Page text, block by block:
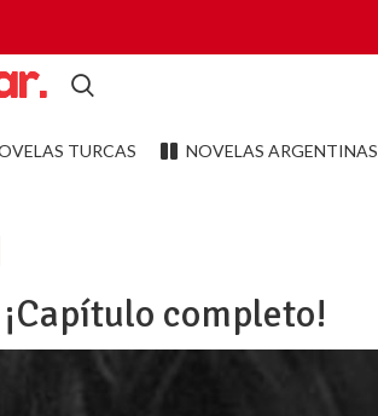
TURCAS NOVELAS ARGENTINAS
completo!